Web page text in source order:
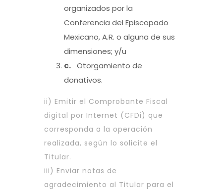
organizados por la
Conferencia del Episcopado
Mexicano, A.R. o alguna de sus
dimensiones; y/u
c. Otorgamiento de
donativos.
ii) Emitir el Comprobante Fiscal
digital por Internet (CFDi) que
corresponda a la operación
realizada, según lo solicite el
Titular.
iii) Enviar notas de
agradecimiento al Titular para el